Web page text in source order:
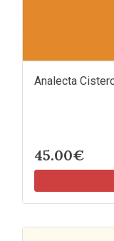
Analecta
45.00€